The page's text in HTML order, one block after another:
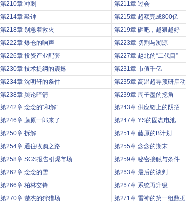
第210章 冲刺 第211章 过会
第214章 敲钟 第215章 超额完成800亿
第218章 别急着救火 第219章 砸吧，越狠越好
第222章 爆仓的响声 第223章 切割与溯源
第226章 投资产业配套 第227章 赵北的“二代目”
第230章 技术提纲的震撼 第231章 市值千亿
第234章 沈明轩的条件 第235章 高温超导预研启动
第238章 舆论暗箭 第239章 周子墨的挖角
第242章 念念的“和解” 第243章 供应链上的阴招
第246章 藤原一郎来了 第247章 YS的固态电池
第250章 拆解 第251章 藤原的B计划
第254章 通往收购之路 第255章 念念的期末
第258章 SGS报告引爆市场 第259章 秘密接触与条件
第262章 念念的雪 第263章 最后的谈判
第266章 柏林交锋 第267章 系统再升级
第270章 楚杰的狩猎场 第271章 雷神的第一组数据